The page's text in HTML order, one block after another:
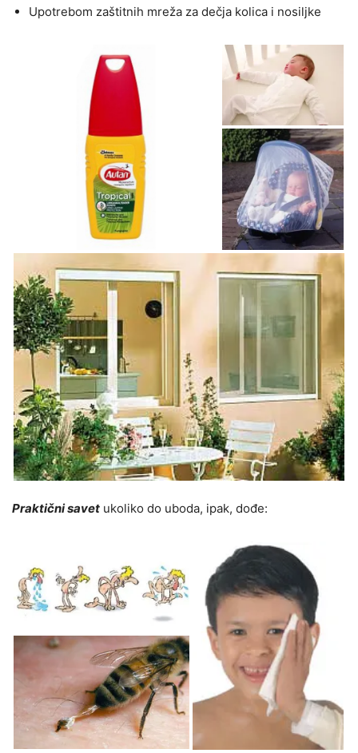
Upotrebom zaštitnih mreža za dečja kolica i nosiljke
Praktični savet ukoliko do uboda, ipak, dođe: